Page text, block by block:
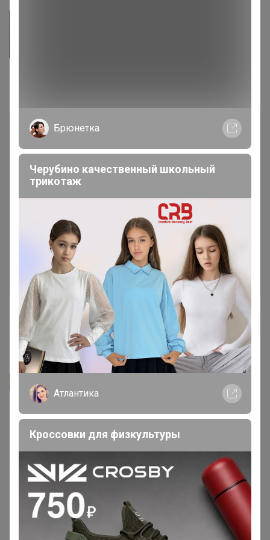
Чтобы написать комментарий необходимо
авторизоваться на сайте!
Это займет меньше минуты
Войти Зарегистрироваться
Vasilda_k
22 августа, 2025 17:19
Брюнетка
Черубино качественный школьный
трикотаж
Атлантика
Кроссовки для физкультуры